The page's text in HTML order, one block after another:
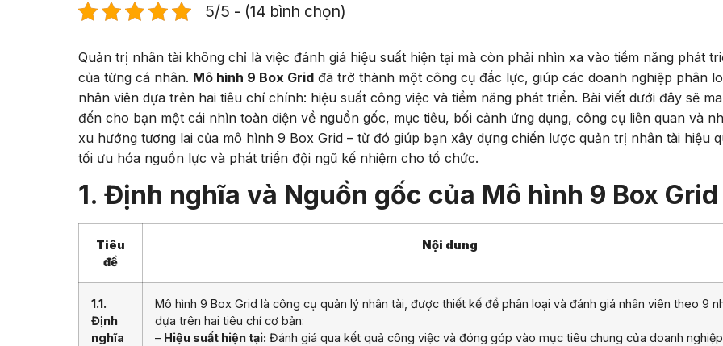
5/5 - (14 bình chọn)
Quản trị nhân tài không chỉ là việc đánh giá hiệu suất hiện tại mà còn phải nhìn xa vào tiềm năng phát
của từng cá nhân. Mô hình 9 Box Grid đã trở thành một công cụ đắc lực, giúp các doanh nghiệp phân
nhân viên dựa trên hai tiêu chí chính: hiệu suất công việc và tiềm năng phát triển. Bài viết dưới đây sẽ
đến cho bạn một cái nhìn toàn diện về nguồn gốc, mục tiêu, bối cảnh ứng dụng, công cụ liên quan và
xu hướng tương lai của mô hình 9 Box Grid – từ đó giúp bạn xây dựng chiến lược quản trị nhân tài hiệu
tối ưu hóa nguồn lực và phát triển đội ngũ kế nhiệm cho tổ chức.
1. Định nghĩa và Nguồn gốc của Mô hình 9 Box Grid
Tiêu
đề
Nội dung
1.1.
Định
nghĩa
Mô hình 9 Box Grid là công cụ quản lý nhân tài, được thiết kế để phân loại và đánh giá nhân viên theo 9
dựa trên hai tiêu chí cơ bản:
– Hiệu suất hiện tại: Đánh giá qua kết quả công việc và đóng góp vào mục tiêu chung của doanh